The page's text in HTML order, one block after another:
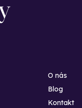
O nás
Blog
Kontakt